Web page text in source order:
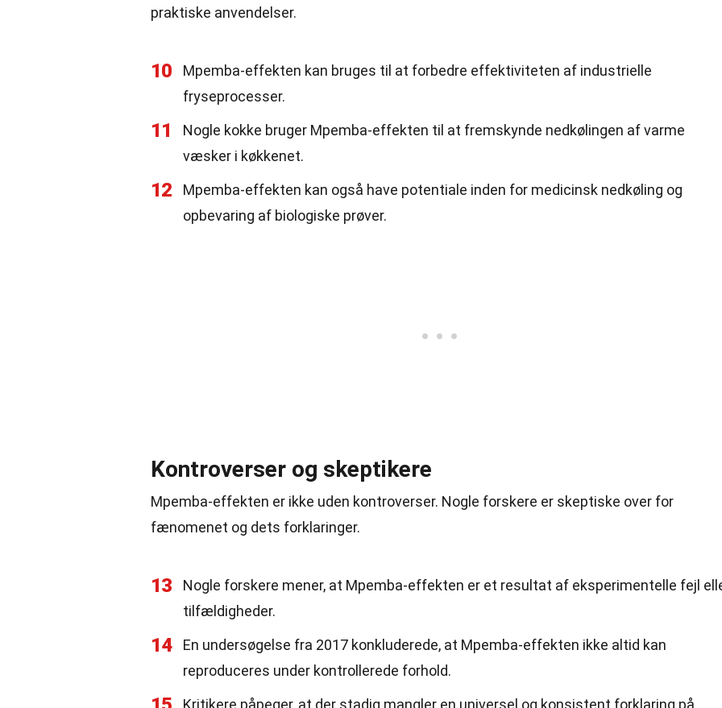
praktiske anvendelser.
10
Mpemba-effekten kan bruges til at forbedre effektiviteten af industrielle
fryseprocesser.
11
Nogle kokke bruger Mpemba-effekten til at fremskynde nedkølingen af varme
væsker i køkkenet.
12
Mpemba-effekten kan også have potentiale inden for medicinsk nedkøling og
opbevaring af biologiske prøver.
Kontroverser og skeptikere
Mpemba-effekten er ikke uden kontroverser. Nogle forskere er skeptiske over for
fænomenet og dets forklaringer.
13
Nogle forskere mener, at Mpemba-effekten er et resultat af eksperimentelle fejl
tilfældigheder.
14
En undersøgelse fra 2017 konkluderede, at Mpemba-effekten ikke altid kan
reproduceres under kontrollerede forhold.
Kritikere påpeger, at der stadig mangler en universel og konsistent forklaring på